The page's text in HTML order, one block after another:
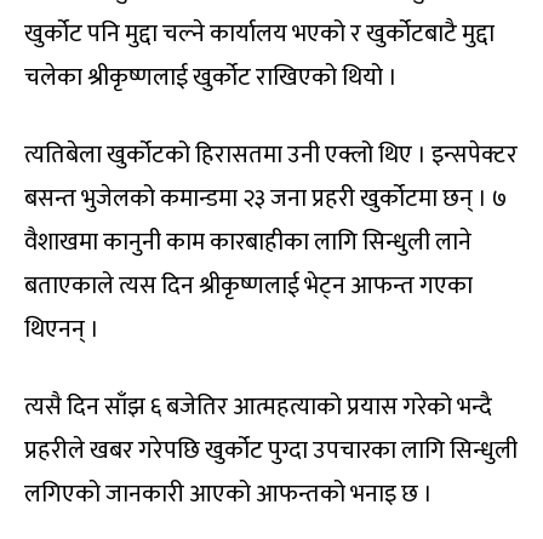
खुर्कोट पनि मुद्दा चल्ने कार्यालय भएको र खुर्कोटबाटै मुद्दा
चलेका श्रीकृष्णलाई खुर्कोट राखिएको थियो ।
त्यतिबेला खुर्कोटको हिरासतमा उनी एक्लो थिए । इन्सपेक्टर
बसन्त भुजेलको कमान्डमा २३ जना प्रहरी खुर्कोटमा छन् । ७
वैशाखमा कानुनी काम कारबाहीका लागि सिन्धुली लाने
बताएकाले त्यस दिन श्रीकृष्णलाई भेट्न आफन्त गएका
थिएनन् ।
त्यसै दिन साँझ ६ बजेतिर आत्महत्याको प्रयास गरेको भन्दै
प्रहरीले खबर गरेपछि खुर्कोट पुग्दा उपचारका लागि सिन्धुली
लगिएको जानकारी आएको आफन्तको भनाइ छ ।